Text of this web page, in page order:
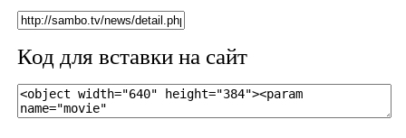
Код для вставки на сайт